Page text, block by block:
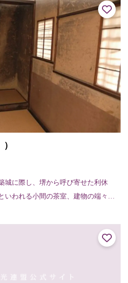
城に際し、堺から呼び寄せた利休
いわれる小間の茶室、建物の端々に